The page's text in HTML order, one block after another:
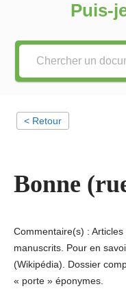
Puis-
< Retour
Bonne
Commentaire(s) :
manuscrits. Pour en
(Wikipédia). Dossier
« porte » éponymes.